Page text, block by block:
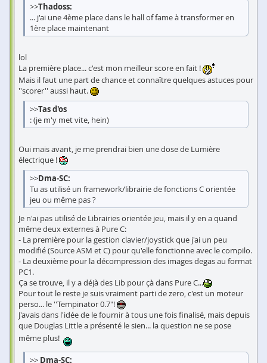
>>Thadoss:
... j'ai une 4ème place dans le hall of fame à transformer en
1ère place maintenant
lol
La première place... c'est mon meilleur score en fait !
Mais il faut une part de chance et connaître quelques astuces pour
''scorer'' aussi haut.
>>Tas d'os
: (je m'y met vite, hein)
Oui mais avant, je me prendrai bien une dose de Lumière
électrique !
>>Dma-SC:
Tu as utilisé un framework/librairie de fonctions C orientée
jeu ou même pas ?
Je n'ai pas utilisé de Librairies orientée jeu, mais il y en a quand
même deux externes à Pure C:
- La première pour la gestion clavier/joystick que j'ai un peu
modifié (Source ASM et C) pour qu'elle fonctionne avec le compilo.
- La deuxième pour la décompression des images degas au format
PC1.
Ça se trouve, il y a déjà des Lib pour çà dans Pure C...
Pour tout le reste je suis vraiment parti de zero, c'est un moteur
perso... le ''Tempinator 0.7"!
J'avais dans l'idée de le fournir à tous une fois finalisé, mais depuis
que Douglas Little a présenté le sien... la question ne se pose
même plus!
>> Dma-SC: